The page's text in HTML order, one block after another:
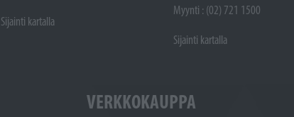
Sijainti kartalla
Myynti : (02) 721 1500
Sijainti kartalla
VERKKOKAUPPA